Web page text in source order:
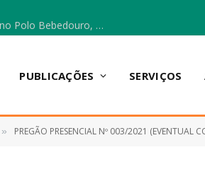
Escola Municipal Vicentina Vieira dos Santos, no Polo Bebedouro, recebeu materiais para a implantação do Cantinho da Leitura e da Sala Multidisciplinar.
PUBLICAÇÕES SERVIÇOS
» PREGÃO PRESENCIAL Nº 003/2021 (EVENTUAL